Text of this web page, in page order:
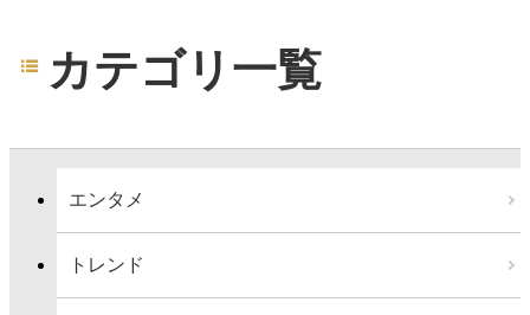
カテゴリ一覧
エンタメ
トレンド